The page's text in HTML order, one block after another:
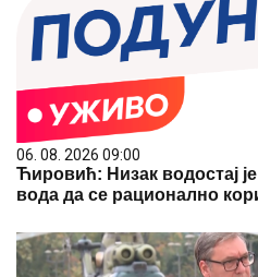
06. 08. 2026 09:00
Ћировић: Низак водостај
вода да се рационално